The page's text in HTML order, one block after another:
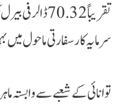
تقریباً 70.32
سرمایہ کار سفارتی ماحول
توانائی کے شعبے سے وابستہ